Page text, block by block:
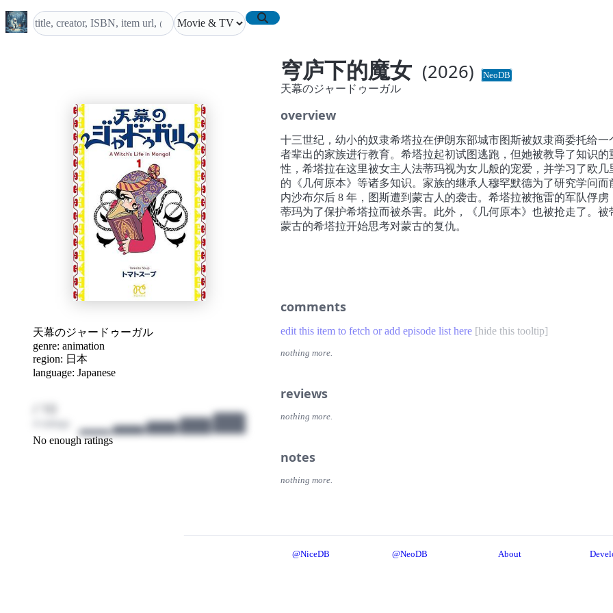
穹庐下的魔女 (2026) NeoDB
天幕のジャードゥーガル
genre: animation
region: 日本
language: Japanese
/ 10
No enough ratings
天幕のジャードゥーガル
overview
十三世纪，幼小的奴隶希塔拉在伊朗东部城市图斯被奴隶商委托给一
者辈出的家族进行教育。希塔拉起初试图逃跑，但她被教导了知识的
性，希塔拉在这里被女主人法蒂玛视为女儿般的宠爱，并学习了欧几
的《几何原本》等诸多知识。家族的继承人穆罕默德为了研究学问而
内沙布尔后 8 年，图斯遭到蒙古人的袭击。希塔拉被拖雷的军队俘虏
蒂玛为了保护希塔拉而被杀害。此外，《几何原本》也被抢走了。被
蒙古的希塔拉开始思考对蒙古的复仇。
comments
edit this item to fetch or add episode list here [hide this tooltip]
nothing more.
reviews
nothing more.
notes
nothing more.
@NiceDB @NeoDB About